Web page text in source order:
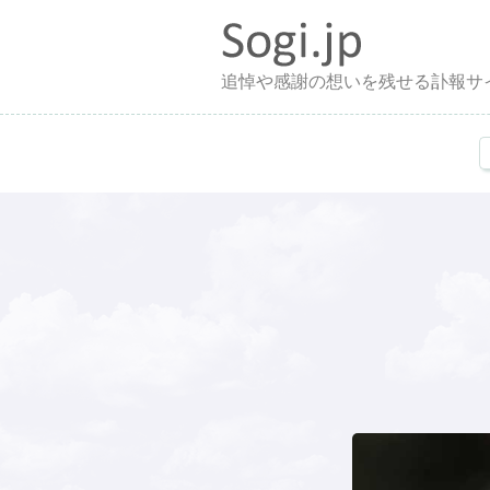
追悼や感謝の想いを残せる訃報サ